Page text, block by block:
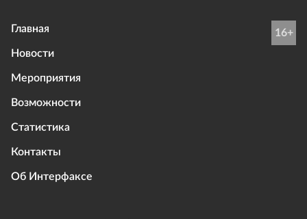
Главная
Новости
Мероприятия
Возможности
Статистика
Контакты
Об Интерфаксе
16+